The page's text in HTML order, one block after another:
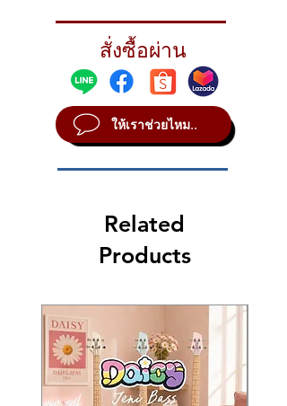
WEIGHT Medium Thin
สั่งซื้อผ่าน
ให้เราช่วยไหม..
Related
Products